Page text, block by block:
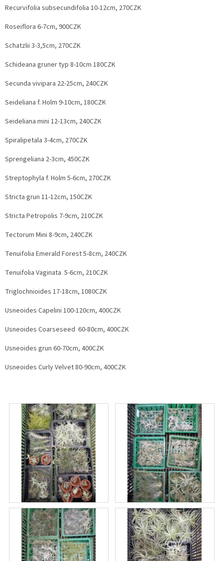
Recurvifolia subsecundifolia 10-12cm, 270CZK
Roseiflora 6-7cm, 900CZK
Schatzlii 3-3,5cm, 270CZK
Schideana gruner typ 8-10cm 180CZK
Secunda vivipara 22-25cm, 240CZK
Seideliana f. Holm 9-10cm, 180CZK
Seideliana mini 12-13cm, 240CZK
Spiralipetala 3-4cm, 270CZK
Sprengeliana 2-3cm, 450CZK
Streptophyla f. Holm 5-6cm, 270CZK
Stricta grun 11-12cm, 150CZK
Stricta Petropolis 7-9cm, 210CZK
Tectorum Mini 8-9cm, 240CZK
Tenuifolia Emerald Forest 5-8cm, 240CZK
Tenuifolia Vaginata 5-6cm, 210CZK
Triglochnioides 17-18cm, 1080CZK
Usneoides Capelini 100-120cm, 400CZK
Usneoides Coarseseed 60-80cm, 400CZK
Usneoides grun 60-70cm, 400CZK
Usneoides Curly Velvet 80-90cm, 400CZK